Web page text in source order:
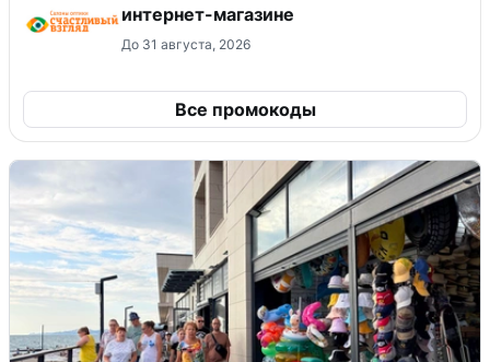
интернет-магазине
До 31 августа, 2026
Все промокоды